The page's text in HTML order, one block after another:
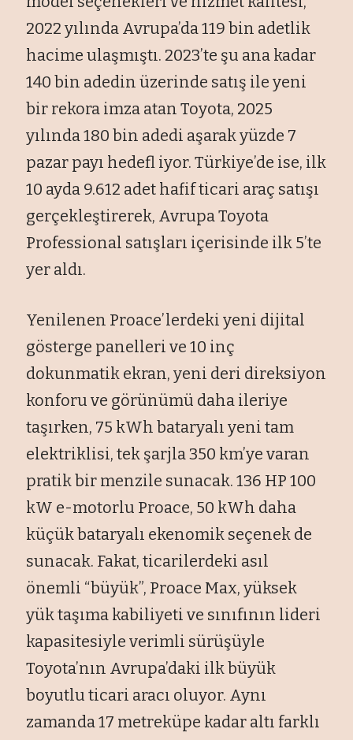
2022 yılında Avrupa’da 119 bin adetlik
hacime ulaşmıştı. 2023’te şu ana kadar
140 bin adedin üzerinde satış ile yeni
bir rekora imza atan Toyota, 2025
yılında 180 bin adedi aşarak yüzde 7
pazar payı hedefl iyor. Türkiye’de ise, ilk
10 ayda 9.612 adet hafif ticari araç satışı
gerçekleştirerek, Avrupa Toyota
Professional satışları içerisinde ilk 5’te
yer aldı.
Yenilenen Proace’lerdeki yeni dijital
gösterge panelleri ve 10 inç
dokunmatik ekran, yeni deri direksiyon
konforu ve görünümü daha ileriye
taşırken, 75 kWh bataryalı yeni tam
elektriklisi, tek şarjla 350 km’ye varan
pratik bir menzile sunacak. 136 HP 100
kW e-motorlu Proace, 50 kWh daha
küçük bataryalı ekenomik seçenek de
sunacak. Fakat, ticarilerdeki asıl
önemli “büyük”, Proace Max, yüksek
yük taşıma kabiliyeti ve sınıfının lideri
kapasitesiyle verimli sürüşüyle
Toyota’nın Avrupa’daki ilk büyük
boyutlu ticari aracı oluyor. Aynı
zamanda 17 metreküpe kadar altı farklı